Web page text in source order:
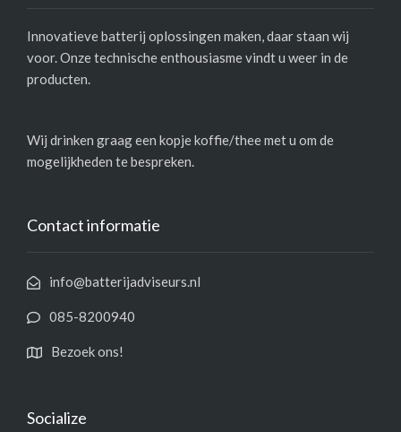
Innovatieve batterij oplossingen maken, daar staan wij
voor. Onze technische enthousiasme vindt u weer in de
producten.
Wij drinken graag een kopje koffie/thee met u om de
mogelijkheden te bespreken.
Contact informatie
info@batterijadviseurs.nl
085-8200940
Bezoek ons!
Socialize